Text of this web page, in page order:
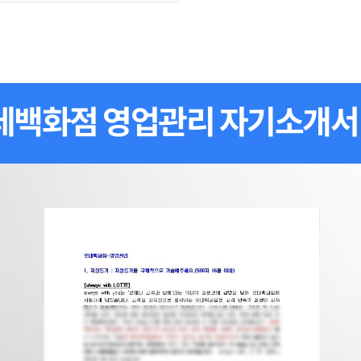
백화점 영업관리 자기소개